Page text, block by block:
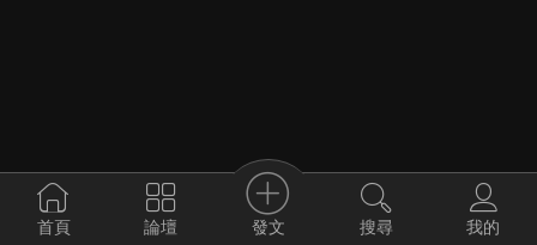
首頁 論壇 發文 搜尋 我的